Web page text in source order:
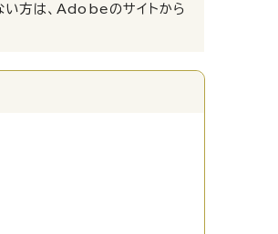
い方は、Adobeのサイトから